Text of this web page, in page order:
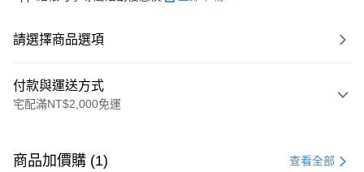
請選擇商品選項
付款與運送方式
宅配滿NT$2,000免運
信用卡一次付款
商品加價購 (1) 查看全部